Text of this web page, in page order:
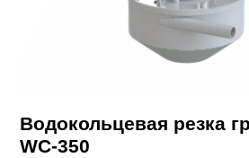
Водокольцевая резка
WC-350